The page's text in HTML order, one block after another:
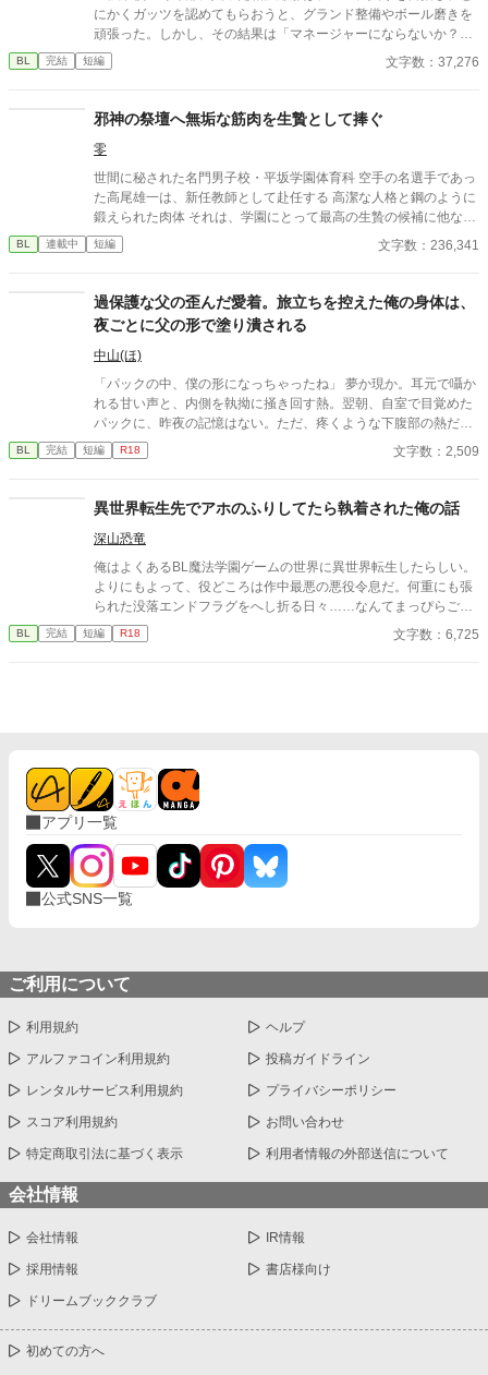
にかくガッツを認めてもらおうと、グランド整備やボール磨きを
頑張った。しかし、その結果は「マネージャーにならないか？」
という監督からの言葉。瀬那は葛藤の末、マネージャーに転身す
る。 一方、才能溢れるピッチャーの戸田遼悠。瀬那は遼悠の才
悠が文字通り血のにじむような努力をしている事を知る。
BL 完結 短編 文字数：37,276
邪神の祭壇へ無垢な筋肉を生贄として捧ぐ
零
世間に秘された名門男子校・平坂学園体育科 空手の名選手であっ
た高尾雄一は、新任教師として赴任する 高潔な人格と鋼のように
鍛えられた肉体 それは、学園にとって最高の生贄の候補に他なら
なかった 至高の筋肉を持つ、精神を削られ意志をなくした青年を
太古の神に捧げるため、“水”、“風”、“土”の信奉者達が暗躍する 意
校で繰り広げられるダークファンタジー
BL 連載中 短編 文字数：236,341
過保護な父の歪んだ愛着。旅立ちを控えた俺の身体は、
夜ごとに父の形で塗り潰される
中山(ほ)
「パックの中、僕の形になっちゃったね」 夢か現か。耳元で囁か
れる甘い声と、内側を執拗に掻き回す熱。翌朝、自室で目覚めた
パックに、昨夜の記憶はない。ただ、疼くような下腹部の熱だけ
が残っていた。 相談しようと向かった相手こそが、自分を侵食し
ている張本人だとも知らずに、パックは父の部屋の扉を開く。 こ
BL 完結 短編 R18 文字数：2,509
異世界転生先でアホのふりしてたら執着された俺の話
深山恐竜
俺はよくあるBL魔法学園ゲームの世界に異世界転生したらしい。
よりにもよって、役どころは作中最悪の悪役令息だ。何重にも張
られた没落エンドフラグをへし折る日々……なんてまっぴらごめ
んなので、前世のスキル（引きこもり）を最大限活用して平和を
勝ち取る！ ……はずだったのだが、どういうわけか俺の従者が
BL 完結 短編 R18 文字数：6,725
アプリ一覧
公式SNS一覧
ご利用について
利用規約 ヘルプ
アルファコイン利用規約 投稿ガイドライン
レンタルサービス利用規約 プライバシーポリシー
スコア利用規約 お問い合わせ
特定商取引法に基づく表示 利用者情報の外部送信について
会社情報
会社情報 IR情報
採用情報 書店様向け
ドリームブッククラブ
初めての方へ